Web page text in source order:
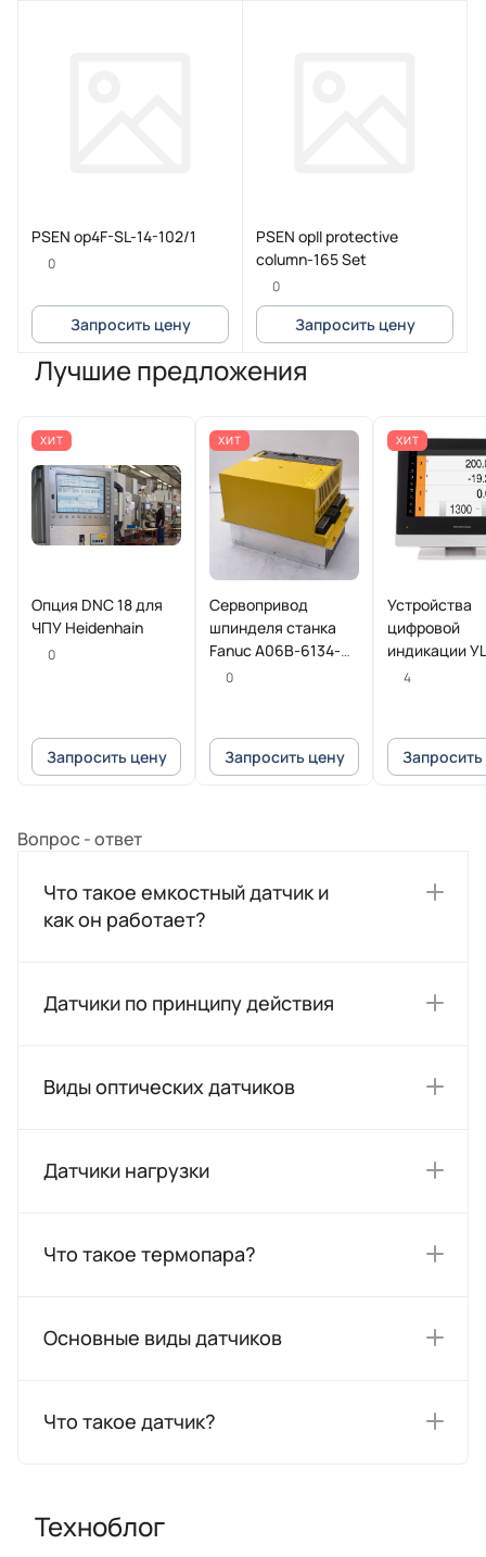
PSEN op4F-SL-14-102/1
0
Запросить цену
PSEN opII protective
column-165 Set
0
Запросить цену
Лучшие предложения
ХИТ
Опция DNC 18 для
ЧПУ Heidenhain
0
Запросить цену
ХИТ
Сервопривод
шпинделя станка
Fanuc A06B-6134-
H202#A
0
Запросить цену
ХИТ
Устройства
цифровой
индикации
POSITIP 8016
4
Вопрос - ответ
Что такое емкостный датчик и
как он работает?
Датчики по принципу действия
Виды оптических датчиков
Датчики нагрузки
Что такое термопара?
Основные виды датчиков
Что такое датчик?
Техноблог